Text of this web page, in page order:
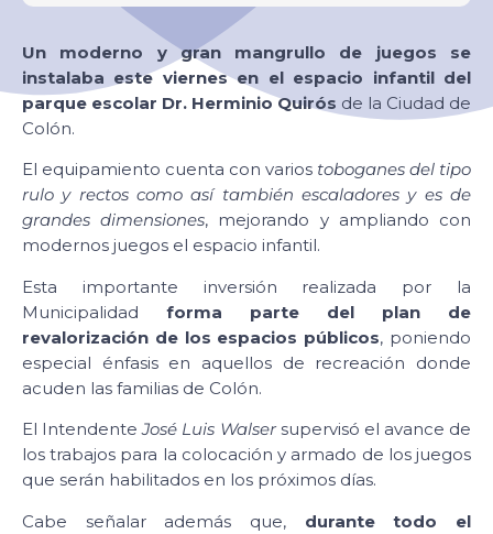
Un moderno y gran mangrullo de juegos se
instalaba este viernes en el espacio infantil del
parque escolar Dr. Herminio Quirós de la Ciudad de
Colón.
El equipamiento cuenta con varios toboganes del tipo
rulo y rectos como así también escaladores y es de
grandes dimensiones, mejorando y ampliando con
modernos juegos el espacio infantil.
Esta importante inversión realizada por la
Municipalidad forma parte del plan de
revalorización de los espacios públicos, poniendo
especial énfasis en aquellos de recreación donde
acuden las familias de Colón.
El IntendenteJosé Luis Walsersupervisó el avance de
los trabajos para la colocación y armado de los juegos
que serán habilitados en los próximos días.
Cabe señalar además que, durante todo el